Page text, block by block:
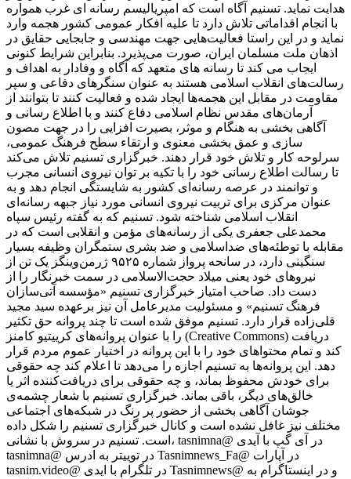
هدایت نماید. تسنیم آگاه است که امپریالیسم رسانه ای غرب همواره
با انجام اقداماتی تلاش دارد تا علیه افکار عمومی کشور هجمه وارد
نماید و در این راستا فعالیت‌هایی جهت مهندسی و جابجایی حقایق در
اذهان ملت مسلمان ایران، صورت می‌پذیرد. بنابراین شرایط کنونی
ایجاب می کند تا رسانه های متعهد که آگاه و وفادار به اهداف و
رسالت‌های انقلاب اسلامی هستند به عنوان سنگرهای دفاعی و سپر
مقاومت در مقابل این هجمه‌ها ایجاد شده و فعالیت کنند تا بتوانند از
آرمان‌های مقدس نظام اسلامی دفاع کنند و با اطلاع رسانی و
آگاهی بخشی به هنگام و موثر، بصیرت افزایی را در جهت مصون
سازی و عمق بخشی معنوی و ارتقاء سطح فرهنگ عمومی،
سرلوحه کار و تلاش خود قرار دهند. خبرگزاری تسنیم تلاش می‌کند
تا رسالت اطلاع رسانی خود را با تکیه بر توان نیروی انسانی مجرب
و توانمند در عرصه رسانه‌ای کشور به شایستگی انجام دهد و به
عنوان مرکزی برای تربیت نیروی انسانی مورد نیاز جبهه رسانه‌ای
انقلاب اسلامی شناخته شود. تسنیم که به گفته رئیس سپاه
محمدعلی جعفری یکی از رسانه‌های مؤمن و انقلابی است که در
مقابله با توطئه‌های ضداسلامی و ضد بشری ستمگران وظیفه بسیار
سنگینی دارد، در سانحه پرواز شماره ۹۵۲۵ ژرمن‌وینگز یک تن از
نیروهای خود یعنی میلاد حجت‌الاسلامی در سمت خبرنگار را از
دست داد. صاحب امتیاز خبرگزاری تسنیم «مؤسسه آتی‌سازان
فرهنگ تسنیم» و مسئولیت مدیرعامل آن نیز برعهده سید مجید
قلی‌زاده‌ قرار دارد. تسنیم موفق شده است تا چند پروانه حق تکثیر
را با عنوان پروانه‌های کرییتیو کامنز (Creative Commons) دریافت
کند و تمام محتواهای خود را با این پروانه در اختیار عموم مردم قرار
دهد. این پروانه‌ها به تسنیم اجازه را می‌دهد تا اعلام کند چه حقوقی
برای خودش محفوظ بماند، و چه حقوقی برای دریافت‌کننده اثر یا
خالق‌های دیگر، باقی بماند. خبرگزاری تسنیم با شعار چشمه‌ی
جوشان آگاهی بخشی از حضور پر رنگ در شبکه‌های اجتماعی
مختلف نیز غافل نشده است و کانال خبرگزاری تسنیم را شکل داده
است. تسنیم در سروش با نشانی، tasnimna@ در آی گپ با آیدی
tasnimna@ در توییتر به ادرس Tasnimnews_Fa@ در آپارات
tasnim.video@ در تلگرام با ایدی Tasnimnews@ و در اینستاگرام به